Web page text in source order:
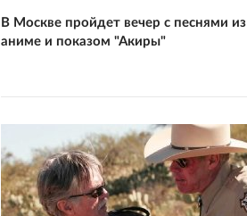
В Москве пройдет вечер с песнями из
аниме и показом "Акиры"